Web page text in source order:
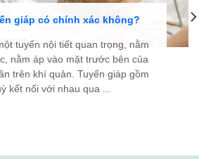
giáp có chính xác không?
tuyến nội tiết quan trọng, nằm
nằm áp vào mặt trước bên của
trên khí quản. Tuyến giáp gồm
kết nối với nhau qua ...